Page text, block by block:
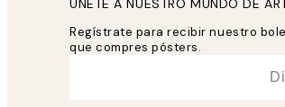
UNETE A NUESTRO MUNDO DE
Regístrate para recibir nuestro
que compres pósters.